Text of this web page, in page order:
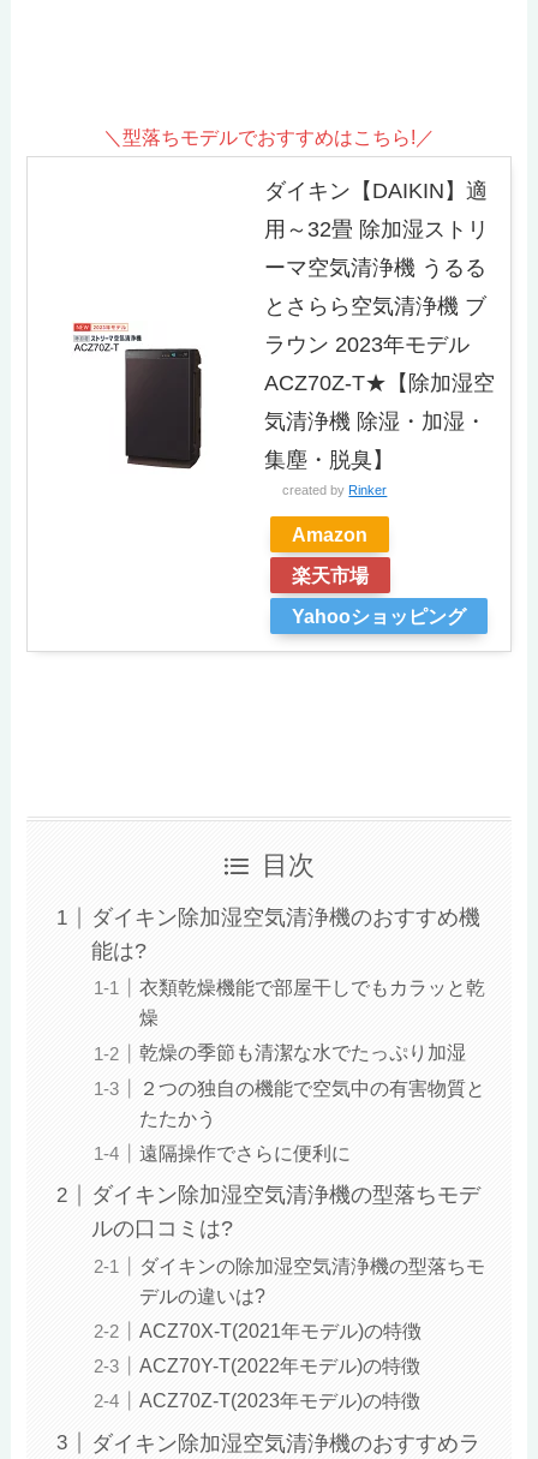
＼型落ちモデルでおすすめはこちら!／
ダイキン【DAIKIN】適
用～32畳 除加湿ストリ
ーマ空気清浄機 うるる
とさらら空気清浄機 ブ
ラウン 2023年モデル
ACZ70Z-T★【除加湿空
気清浄機 除湿・加湿・
集塵・脱臭】
created by Rinker
Amazon
楽天市場
Yahooショッピング
目次
ダイキン除加湿空気清浄機のおすすめ機
能は?
衣類乾燥機能で部屋干しでもカラッと乾
燥
乾燥の季節も清潔な水でたっぷり加湿
２つの独自の機能で空気中の有害物質と
たたかう
遠隔操作でさらに便利に
ダイキン除加湿空気清浄機の型落ちモデ
ルの口コミは?
ダイキンの除加湿空気清浄機の型落ちモ
デルの違いは?
ACZ70X-T(2021年モデル)の特徴
ACZ70Y-T(2022年モデル)の特徴
ACZ70Z-T(2023年モデル)の特徴
ダイキン除加湿空気清浄機のおすすめラ